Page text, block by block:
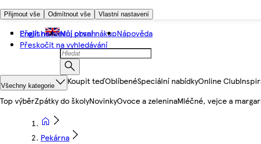
Přijmout vše Odmítnout vše Vlastní nastavení
Přejít na hlavní obsah
Přeskočit na vyhledávání
English Můj první nákupNápověda
Všechny kategorie Koupit teďOblíbenéSpeciální nabídkyOnline Club
Top výběrZpátky do školyNovinkyOvoce a zeleninaMléčné, vejce a
Pekárna